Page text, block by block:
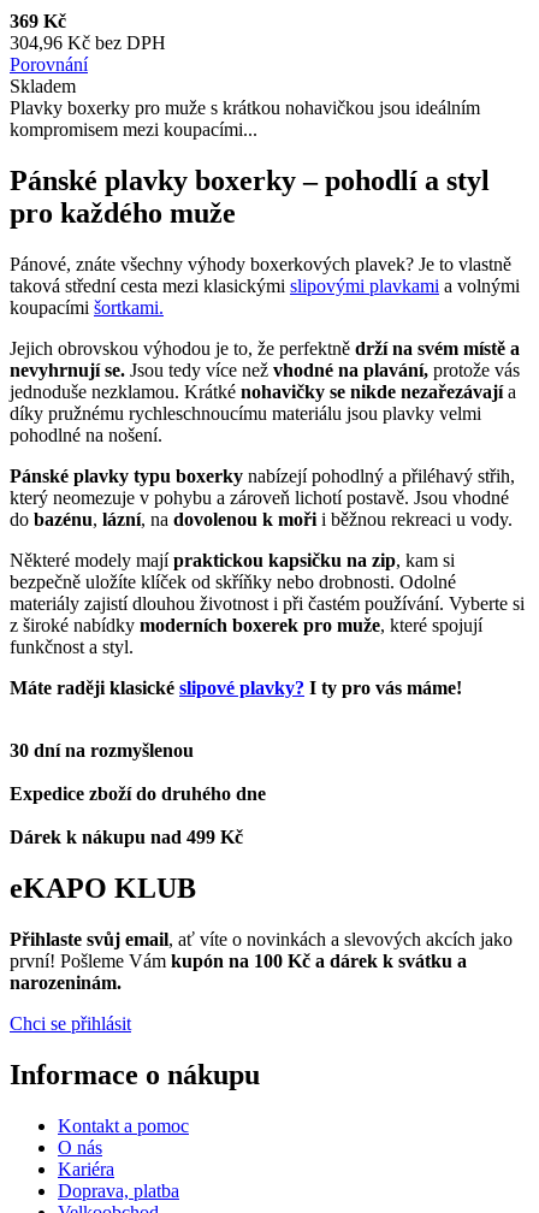
369 Kč
304,96 Kč bez DPH
Porovnání
Skladem
Plavky boxerky pro muže s krátkou nohavičkou jsou ideálním
kompromisem mezi koupacími...
Pánské plavky boxerky – pohodlí a styl
pro každého muže
Pánové, znáte všechny výhody boxerkových plavek? Je to vlastně
taková střední cesta mezi klasickými slipovými plavkami a volnými
koupacími šortkami.
Jejich obrovskou výhodou je to, že perfektně drží na svém místě a
nevyhrnují se. Jsou tedy více než vhodné na plavání, protože vás
jednoduše nezklamou. Krátké nohavičky se nikde nezařezávajía
díky pružnému rychleschnoucímu materiálu jsou plavky velmi
pohodlné na nošení.
Pánské plavky typu boxerky nabízejí pohodlný a přiléhavý střih,
který neomezuje v pohybu a zároveň lichotí postavě. Jsou vhodné
do bazénu, lázní, na dovolenou k moři i běžnou rekreaci u vody.
Některé modely majípraktickou kapsičku na zip, kam si
bezpečně uložíte klíček od skříňky nebo drobnosti. Odolné
materiály zajistí dlouhou životnost i při častém používání. Vyberte si
z široké nabídky moderních boxerek pro muže, které spojují
funkčnost a styl.
Máte raději klasické slipové plavky? I ty pro vás máme!
30 dní na rozmyšlenou
Expedice zboží do druhého dne
Dárek k nákupu nad 499 Kč
eKAPO KLUB
Přihlaste svůj email, ať víte o novinkách a slevových akcích jako
první! Pošleme Vám kupón na 100 Kč a dárek k svátku a
narozeninám.
Chci se přihlásit
Informace o nákupu
Kontakt a pomoc
O nás
Kariéra
Doprava, platba